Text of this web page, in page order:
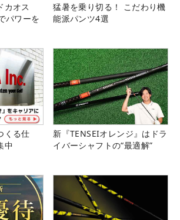
カオス
パワーを
猛暑を乗り切る！ こだわり機
能派パンツ4選
くる仕
中
新『TENSEIオレンジ』はドラ
イバーシャフトの“最適解”